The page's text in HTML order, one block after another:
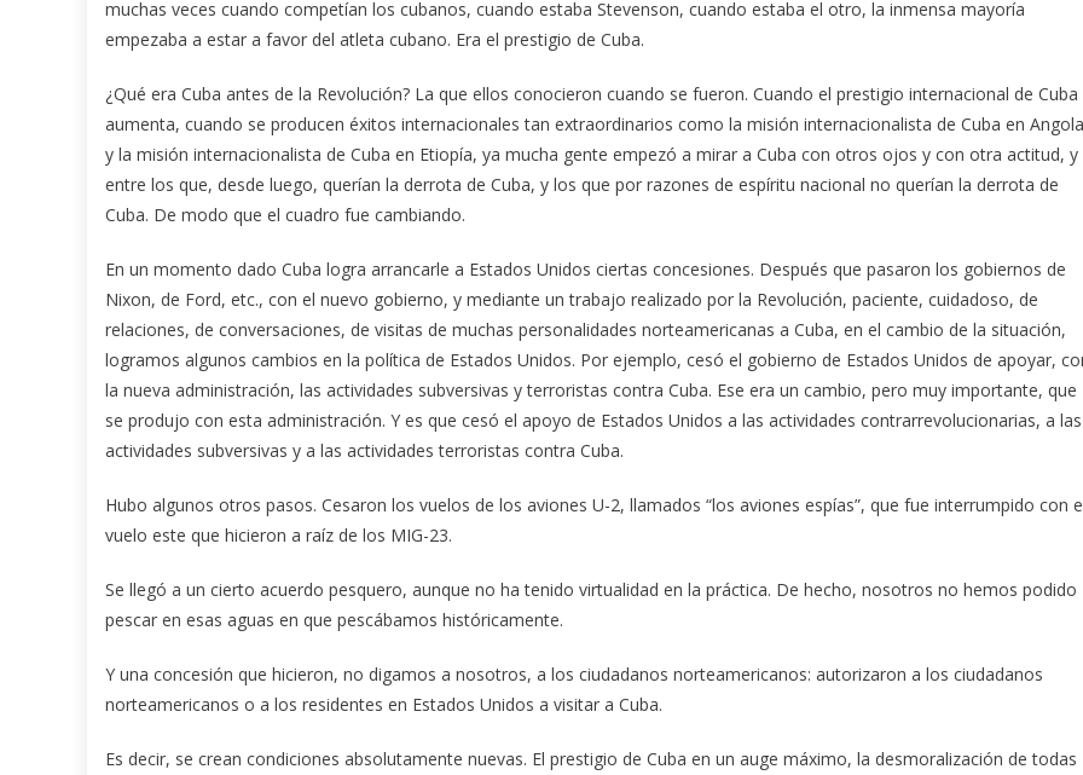
muchas veces cuando competían los cubanos, cuando estaba Stevenson, cuando estaba el otro, la inmensa mayoría
empezaba a estar a favor del atleta cubano. Era el prestigio de Cuba.
¿Qué era Cuba antes de la Revolución? La que ellos conocieron cuando se fueron. Cuando el prestigio internacional de Cuba
aumenta, cuando se producen éxitos internacionales tan extraordinarios como la misión internacionalista de Cuba en Angola
y la misión internacionalista de Cuba en Etiopía, ya mucha gente empezó a mirar a Cuba con otros ojos y con otra actitud, y
entre los que, desde luego, querían la derrota de Cuba, y los que por razones de espíritu nacional no querían la derrota de
Cuba. De modo que el cuadro fue cambiando.
En un momento dado Cuba logra arrancarle a Estados Unidos ciertas concesiones. Después que pasaron los gobiernos de
Nixon, de Ford, etc., con el nuevo gobierno, y mediante un trabajo realizado por la Revolución, paciente, cuidadoso, de
relaciones, de conversaciones, de visitas de muchas personalidades norteamericanas a Cuba, en el cambio de la situación,
logramos algunos cambios en la política de Estados Unidos. Por ejemplo, cesó el gobierno de Estados Unidos de apoyar,
la nueva administración, las actividades subversivas y terroristas contra Cuba. Ese era un cambio, pero muy importante, que
se produjo con esta administración. Y es que cesó el apoyo de Estados Unidos a las actividades contrarrevolucionarias, a las
actividades subversivas y a las actividades terroristas contra Cuba.
Hubo algunos otros pasos. Cesaron los vuelos de los aviones U-2, llamados “los aviones espías”, que fue interrumpido con
vuelo este que hicieron a raíz de los MIG-23.
Se llegó a un cierto acuerdo pesquero, aunque no ha tenido virtualidad en la práctica. De hecho, nosotros no hemos podido
pescar en esas aguas en que pescábamos históricamente.
Y una concesión que hicieron, no digamos a nosotros, a los ciudadanos norteamericanos: autorizaron a los ciudadanos
norteamericanos o a los residentes en Estados Unidos a visitar a Cuba.
Es decir, se crean condiciones absolutamente nuevas. El prestigio de Cuba en un auge máximo, la desmoralización de todas